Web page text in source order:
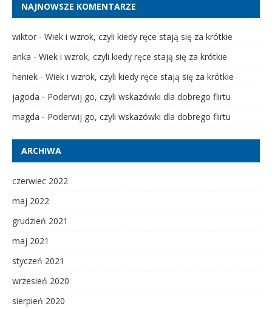
NAJNOWSZE KOMENTARZE
wiktor - Wiek i wzrok, czyli kiedy ręce stają się za krótkie
anka - Wiek i wzrok, czyli kiedy ręce stają się za krótkie
heniek - Wiek i wzrok, czyli kiedy ręce stają się za krótkie
jagoda - Poderwij go, czyli wskazówki dla dobrego flirtu
magda - Poderwij go, czyli wskazówki dla dobrego flirtu
ARCHIWA
czerwiec 2022
maj 2022
grudzień 2021
maj 2021
styczeń 2021
wrzesień 2020
sierpień 2020